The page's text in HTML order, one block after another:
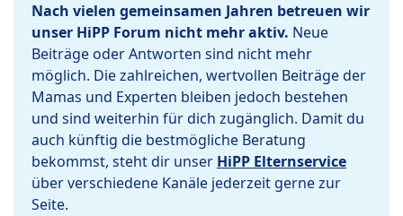
Nach vielen gemeinsamen Jahren betreuen wir
unser HiPP Forum nicht mehr aktiv. Neue
Beiträge oder Antworten sind nicht mehr
möglich. Die zahlreichen, wertvollen Beiträge der
Mamas und Experten bleiben jedoch bestehen
und sind weiterhin für dich zugänglich. Damit du
auch künftig die bestmögliche Beratung
bekommst, steht dir unser HiPP Elternservice
über verschiedene Kanäle jederzeit gerne zur
Seite.